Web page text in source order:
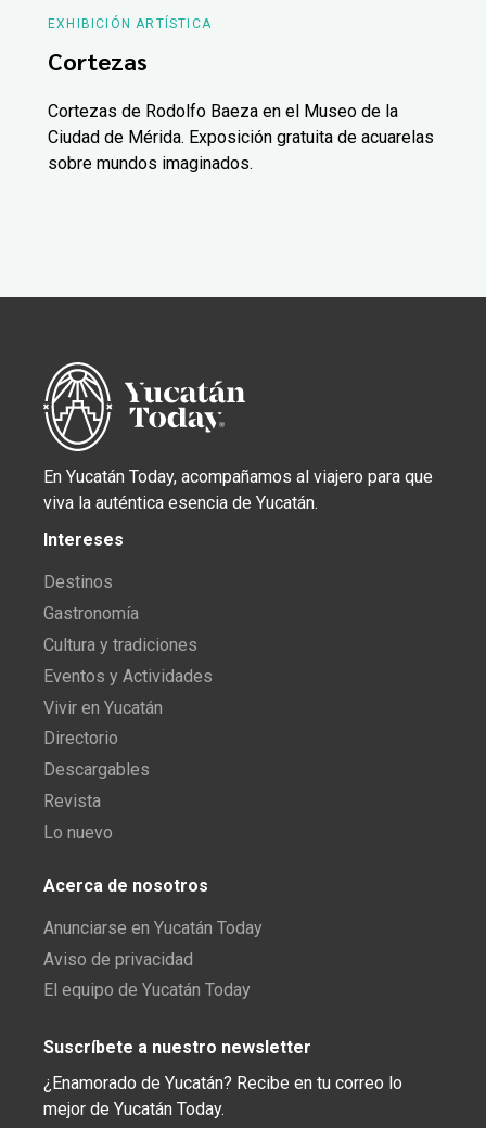
EXHIBICIÓN ARTÍSTICA
Cortezas
Cortezas de Rodolfo Baeza en el Museo de la
Ciudad de Mérida. Exposición gratuita de acuarelas
sobre mundos imaginados.
En Yucatán Today, acompañamos al viajero para que
viva la auténtica esencia de Yucatán.
Intereses
Destinos
Gastronomía
Cultura y tradiciones
Eventos y Actividades
Vivir en Yucatán
Directorio
Descargables
Revista
Lo nuevo
Acerca de nosotros
Anunciarse en Yucatán Today
Aviso de privacidad
El equipo de Yucatán Today
Suscríbete a nuestro newsletter
¿Enamorado de Yucatán? Recibe en tu correo lo
mejor de Yucatán Today.